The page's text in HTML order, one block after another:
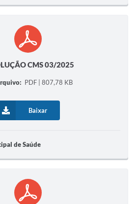
CMS 03/2025
PDF | 807,78 KB
Baixar
de Saúde